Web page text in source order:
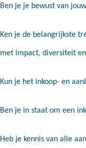
Ben je je bewust van
Ken je de belangrijkste
met impact, diversiteit
Kun je het inkoop- en
Ben je in staat om een
Heb je kennis van alle